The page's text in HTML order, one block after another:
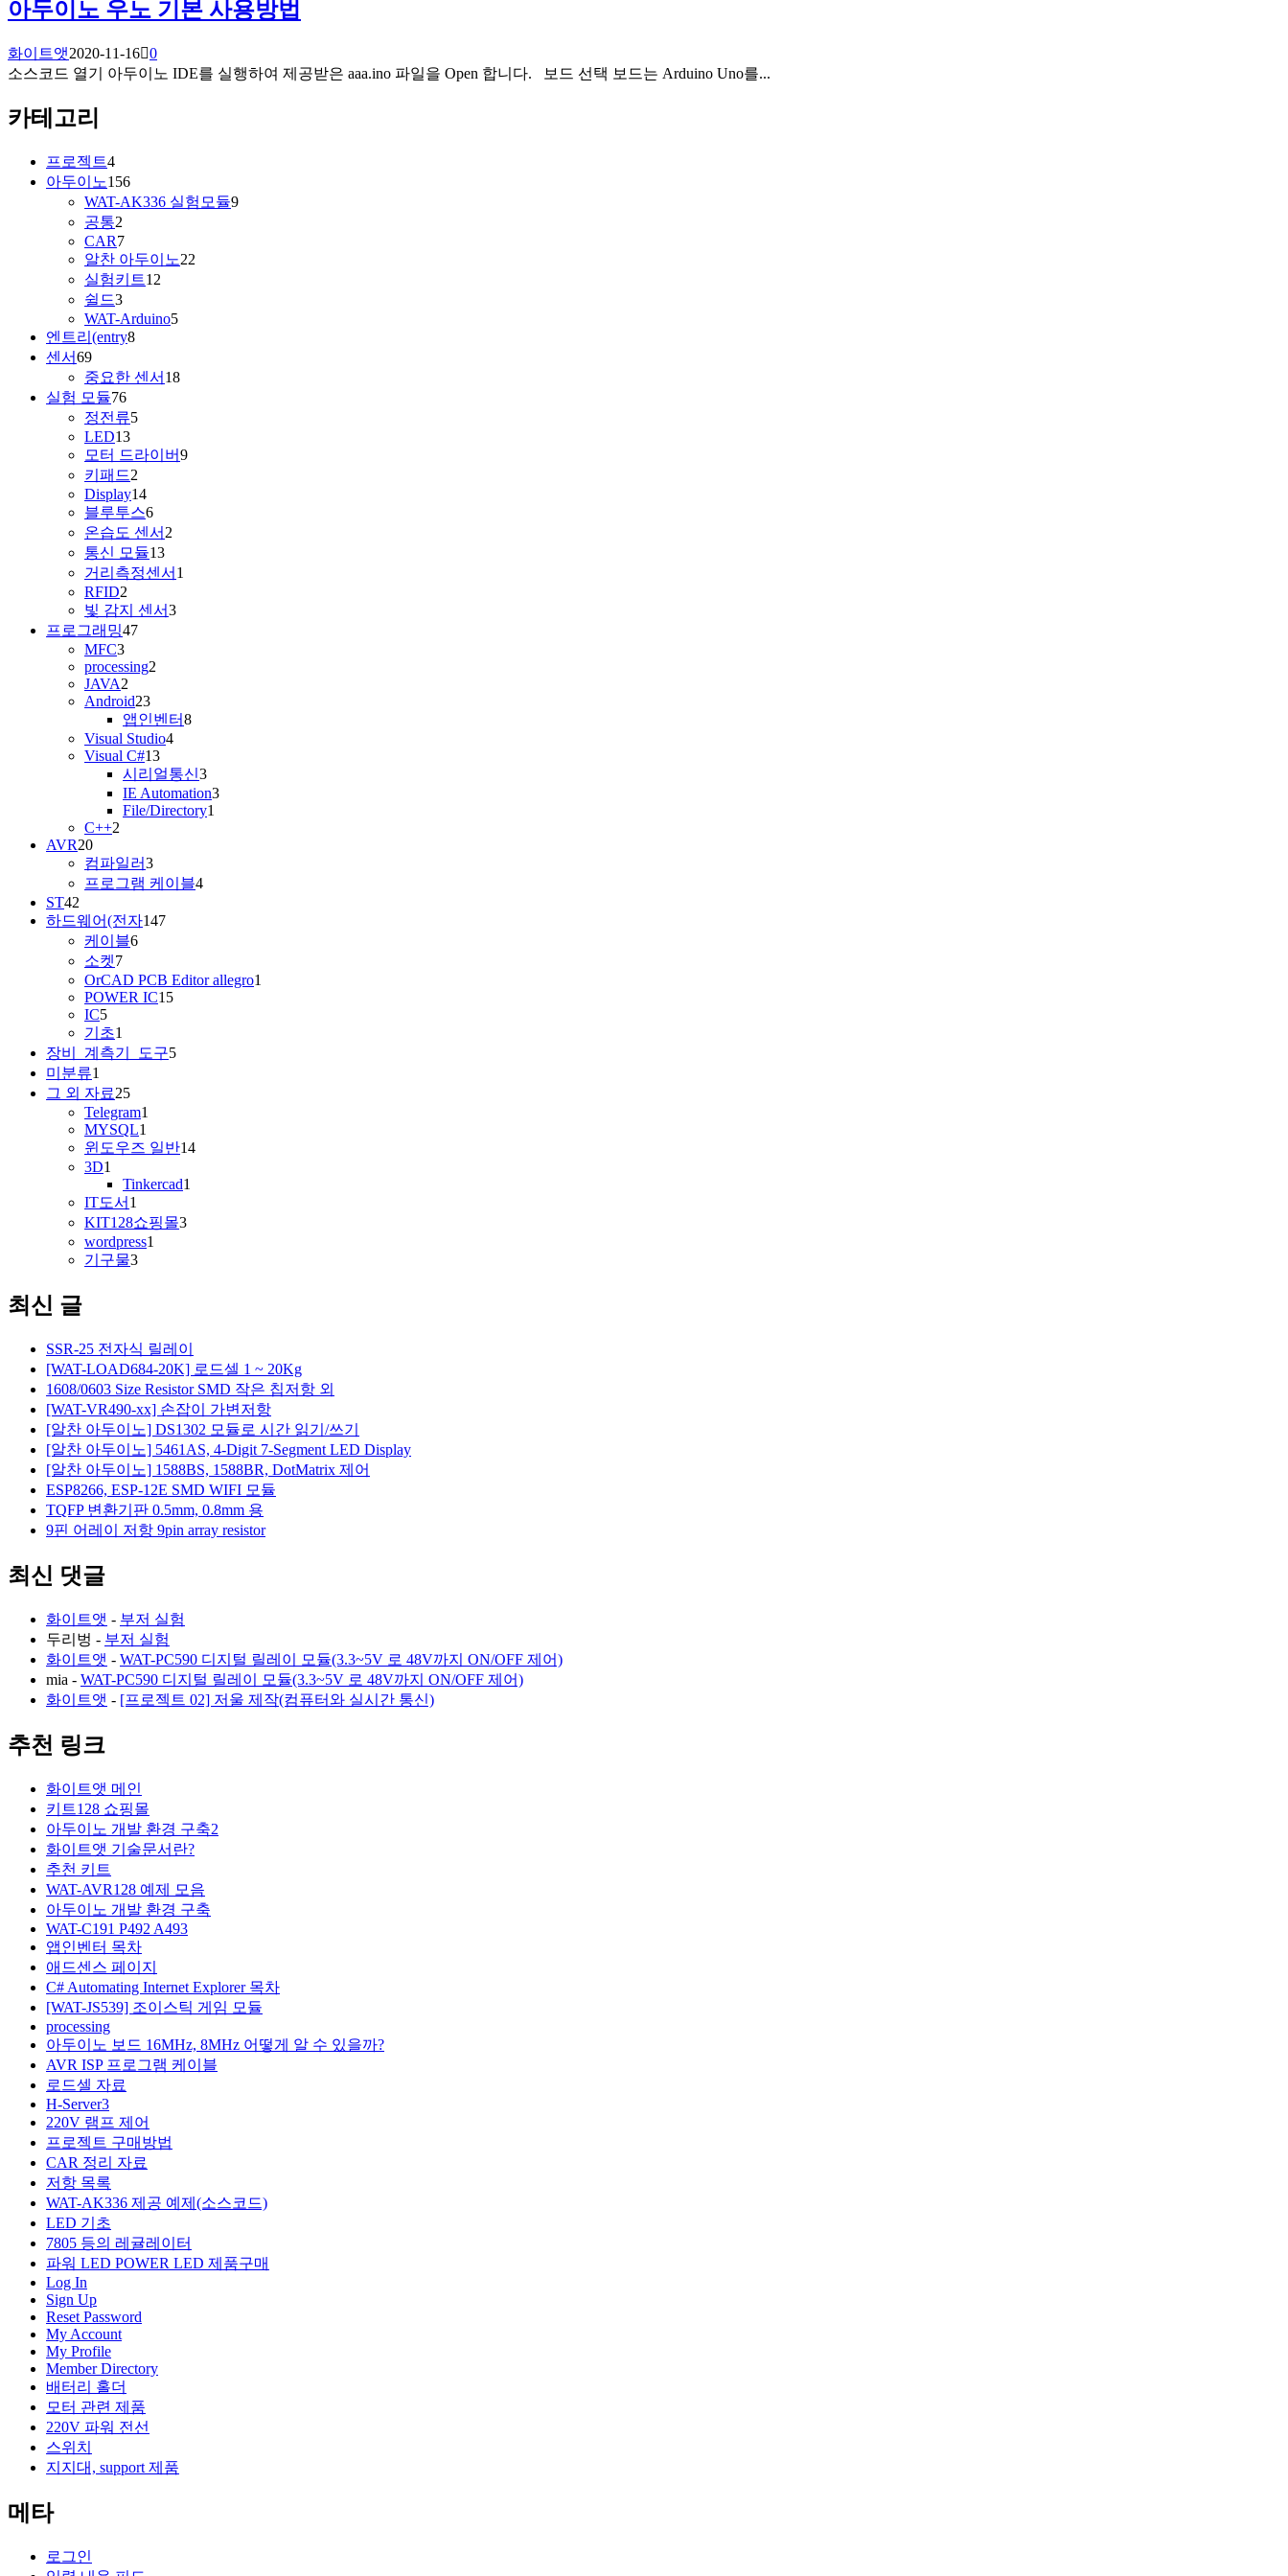
아두이노 우노 기본 사용방법
화이트앳2020-11-16 0
소스코드 열기 아두이노 IDE를 실행하여 제공받은 aaa.ino 파일을 Open 합니다. 보드 선택 보드는 Arduino Uno를...
카테고리
프로젝트4
아두이노156
WAT-AK336 실험모듈9
공통2
CAR7
알찬 아두이노22
실험키트12
쉴드3
WAT-Arduino5
엔트리(entry8
센서69
중요한 센서 18
실험 모듈76
정전류5
LED13
모터 드라이버9
키패드2
Display14
블루투스6
온습도 센서 2
통신 모듈13
거리측정센서 1
RFID2
빛 감지 센서3
프로그래밍47
MFC3
processing2
JAVA2
Android23
앱인벤터8
Visual Studio4
Visual C#13
시리얼통신3
IE Automation3
File/Directory1
C++2
AVR20
컴파일러3
프로그램 케이블4
ST42
하드웨어(전자147
케이블6
소켓7
OrCAD PCB Editor allegro1
POWER IC15
IC5
기초1
장비_계측기_도구5
미분류1
그 외 자료25
Telegram1
MYSQL1
윈도우즈 일반14
3D1
Tinkercad1
IT도서 1
KIT128쇼핑몰3
wordpress1
기구물3
최신 글
SSR-25 전자식 릴레이
[WAT-LOAD684-20K] 로드셀 1 ~ 20Kg
1608/0603 Size Resistor SMD 작은 칩저항 외
[WAT-VR490-xx] 손잡이 가변저항
[알찬 아두이노] DS1302 모듈로 시간 읽기/쓰기
[알찬 아두이노] 5461AS, 4-Digit 7-Segment LED Display
[알찬 아두이노] 1588BS, 1588BR, DotMatrix 제어
ESP8266, ESP-12E SMD WIFI 모듈
TQFP 변환기판 0.5mm, 0.8mm 용
9핀 어레이 저항 9pin array resistor
최신 댓글
화이트앳 - 부저 실험
두리벙 - 부저 실험
화이트앳 - WAT-PC590 디지털 릴레이 모듈(3.3~5V 로 48V까지 ON/OFF 제어)
mia - WAT-PC590 디지털 릴레이 모듈(3.3~5V 로 48V까지 ON/OFF 제어)
화이트앳 - [프로젝트 02] 저울 제작(컴퓨터와 실시간 통신)
추천 링크
화이트앳 메인
키트128 쇼핑몰
아두이노 개발 환경 구축2
화이트앳 기술문서란?
추천 키트
WAT-AVR128 예제 모음
아두이노 개발 환경 구축
WAT-C191 P492 A493
앱인벤터 목차
애드센스 페이지
C# Automating Internet Explorer 목차
[WAT-JS539] 조이스틱 게임 모듈
processing
아두이노 보드 16MHz, 8MHz 어떻게 알 수 있을까?
AVR ISP 프로그램 케이블
로드셀 자료
H-Server3
220V 램프 제어
프로젝트 구매방법
CAR 정리 자료
저항 목록
WAT-AK336 제공 예제(소스코드)
LED 기초
7805 등의 레귤레이터
파워 LED POWER LED 제품구매
Log In
Sign Up
Reset Password
My Account
My Profile
Member Directory
배터리 홀더
모터 관련 제품
220V 파워 전선
스위치
지지대, support 제품
메타
로그인